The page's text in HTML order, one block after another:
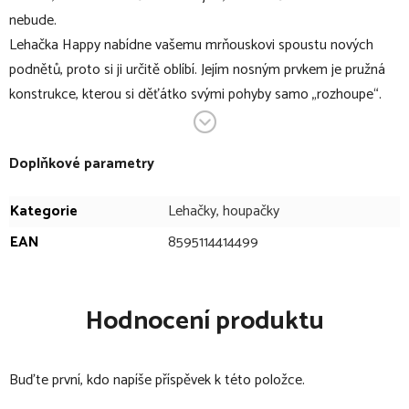
nebude.
Lehačka Happy nabídne vašemu mrňouskovi spoustu nových
podnětů, proto si ji určitě oblíbí. Jejím nosným prvkem je pružná
konstrukce, kterou si děťátko svými pohyby samo „rozhoupe“.
Zatímco 3-bodový bezpečnostní pás a protiskluzové nožičky
líbivá hrazdička se 3 omyvatelnými hračkami, které rozvíjí dětské
miláčkovi poskytne příjemné posezení a ten nejlepší rozhled.
vibrační lehačka pro dět od narození do 9 kg
2 poziční polohování
3-bodový bezpečnostní pás
Doplňkové parametry
Kategorie
Lehačky, houpačky
EAN
8595114414499
Hodnocení produktu
Buďte první, kdo napíše příspěvek k této položce.